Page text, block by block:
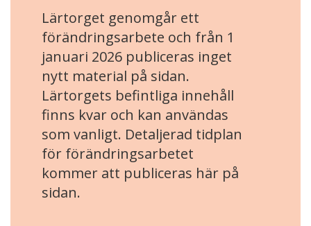
Lärtorget genomgår ett
förändringsarbete och från 1
januari 2026 publiceras inget
nytt material på sidan.
Lärtorgets befintliga innehåll
finns kvar och kan användas
som vanligt. Detaljerad tidplan
för förändringsarbetet
kommer att publiceras här på
sidan.